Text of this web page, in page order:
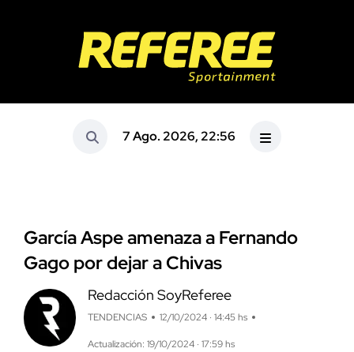
7 Ago. 2026, 22:56
García Aspe amenaza a Fernando
Gago por dejar a Chivas
Redacción SoyReferee
TENDENCIAS 12/10/2024 · 14:45 hs
Actualización: 19/10/2024 · 17:59 hs